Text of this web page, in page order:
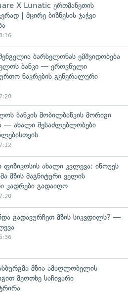
X Lunatic ერთმანეთის
| მცირე ბიზნესის ჯაჭვი
ბარსელონას ემშვიდობება
ბანკი — ეროვნული
ნაკრების გენერალური
ბანკის მობილბანკის მორიგი
— ახალი შესაძლებლობები
ახალი კვლევა: ინოუეს
მზის მაგნიტური ველის
კადრები გადაიღო
გადავურჩეთ მზის სიკვდილს? —
მზია ამაღლობელის
მეოთხე საჩივარი